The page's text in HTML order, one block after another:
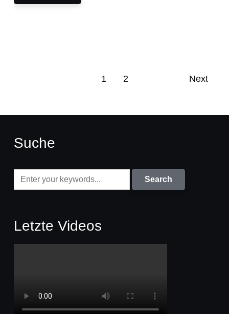
1 2 Next
Suche
Letzte Videos